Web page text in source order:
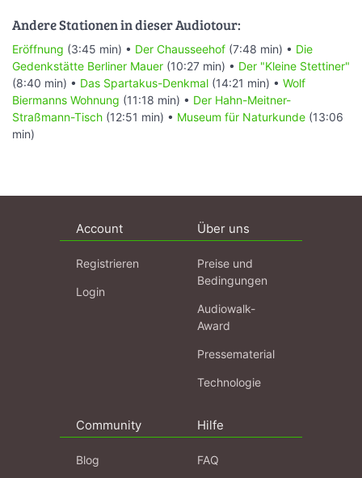
Andere Stationen in dieser Audiotour:
Eröffnung (3:45 min) • Der Chausseehof (7:48 min) • Die
Gedenkstätte Berliner Mauer (10:27 min) • Der "Kleine Stettiner"
(8:40 min) • Das Spartakus-Denkmal (14:21 min) • Wolf
Biermanns Wohnung (11:18 min) • Der Hahn-Meitner-
Straßmann-Tisch (12:51 min) • Museum für Naturkunde (13:06
min)
Account
Registrieren
Login
Über uns
Preise und
Bedingungen
Audiowalk-
Award
Pressematerial
Technologie
Community
Blog
Hilfe
FAQ